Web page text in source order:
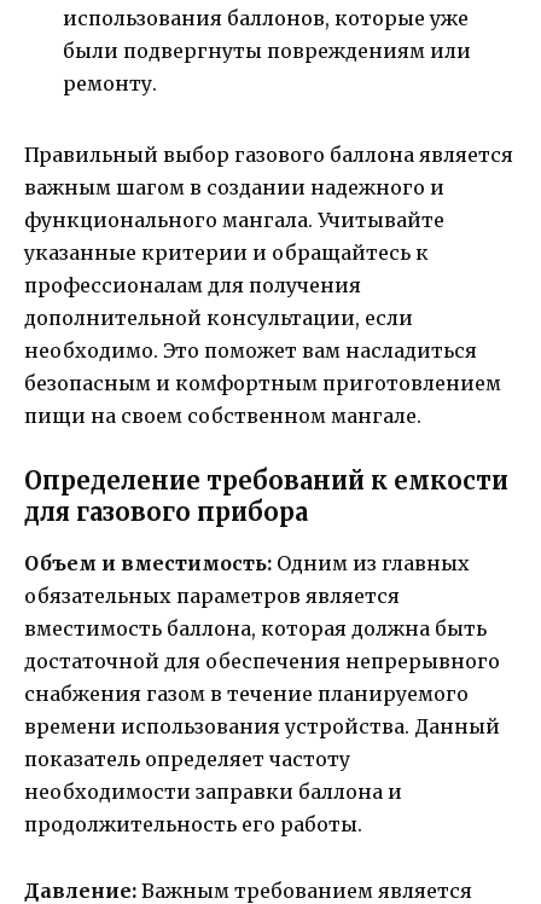
использования баллонов, которые уже
были подвергнуты повреждениям или
ремонту.
Правильный выбор газового баллона является
важным шагом в создании надежного и
функционального мангала. Учитывайте
указанные критерии и обращайтесь к
профессионалам для получения
дополнительной консультации, если
необходимо. Это поможет вам насладиться
безопасным и комфортным приготовлением
пищи на своем собственном мангале.
Определение требований к емкости
для газового прибора
Объем и вместимость: Одним из главных
обязательных параметров является
вместимость баллона, которая должна быть
достаточной для обеспечения непрерывного
снабжения газом в течение планируемого
времени использования устройства. Данный
показатель определяет частоту
необходимости заправки баллона и
продолжительность его работы.
Давление: Важным требованием является